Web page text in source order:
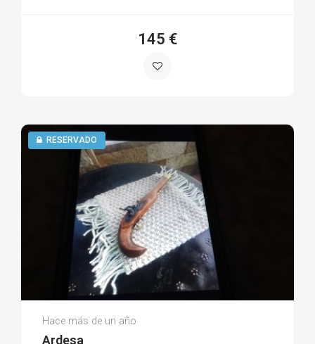
145 €
RESERVADO
Jose Felix Sanchez Sanchez S.
Hace más de un año
Ardesa